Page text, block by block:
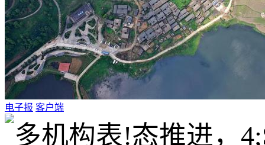
电子报 客户端